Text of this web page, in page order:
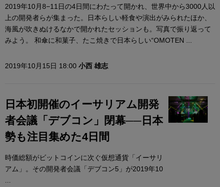
2019年10月8−11日の4日間にわたって開かれ、世界中から3000人以
上の開発者らが集まった。日本らしい軽食や演出がみられたほか、
海風が吹きぬけるなかで開かれたセッションも。写真で振り返って
みよう。 和傘に和菓子、たこ焼きで日本らしい“OMOTEN ...
2019年10月15日 18:00 小西 雄志
日本初開催のイーサリアム開発
者会議「デブコン」閉幕──日本
勢も注目集めた4日間
時価総額がビットコインに次ぐ仮想通貨「イーサリ
アム」。その開発者会議「デブコン5」が2019年10
...